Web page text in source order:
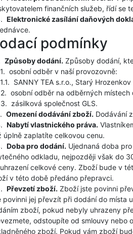
finančních služeb, řídí se
Elektronické zasílání daňových
podmínky
Způsoby dodání. Způsoby dodání,
osobní odběr v naší provozovně:
SANNY TEA s.r.o., Starý
osobní odběr na odběrných
zásilková společnost GLS.
Omezení dodávání zboží. Dodávání
Nabytí vlastnického práva.
úplně zaplatíte celkovou cenu.
Doba pro dodání. Ujednaná doba
odkladu, nejpozději však do
celkové ceny. Zboží bude v
v této době předáno přepravci.
Převzetí zboží. Zboží jste povinni
povinni jej převzít při dodání do místa
zboží, pokud nebyly uhrazeny
odstoupíte od smlouvy nebo
zboží. Pokud vám zboží